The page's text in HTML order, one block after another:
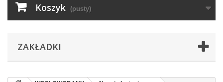
Koszyk (pusty)
ZAKŁADKI